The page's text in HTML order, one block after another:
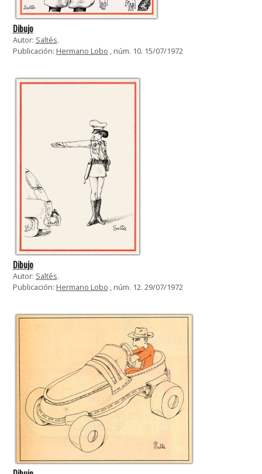
Dibujo
Autor: Saltés.
Publicación: Hermano Lobo , núm. 10. 15/07/1972
Dibujo
Autor: Saltés.
Publicación: Hermano Lobo , núm. 12. 29/07/1972